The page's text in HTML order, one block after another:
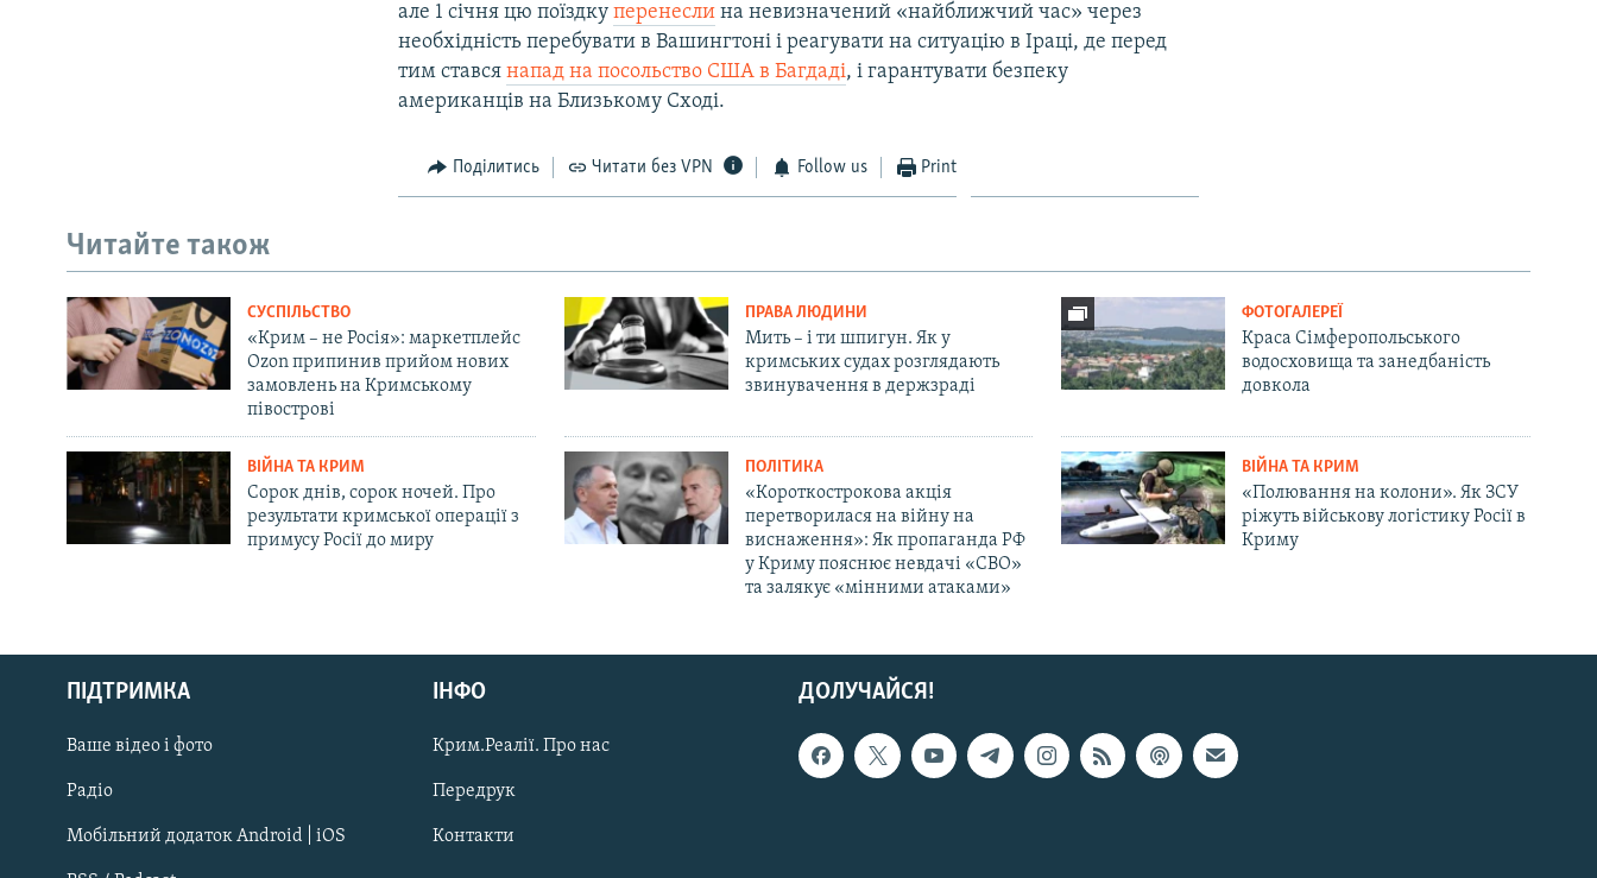
Русский
Qırımtatar
ДОЛУЧАЙСЯ!
але 1 січня цю поїздкуперенесли на невизначений «найближчий час» через
необхідність перебувати в Вашингтоні і реагувати на ситуацію в Іраці, де перед
тим ставсянапад на посольство США в Багдаді, і гарантувати безпеку
американців на Близькому Сході.
Поділитись Читати без VPN Follow us Print
Читайте також
СУСПІЛЬСТВО
«Крим – не Росія»: маркетплейс
Ozon припинив прийом нових
замовлень на Кримському
півострові
ПРАВА ЛЮДИНИ
Мить – і ти шпигун. Як у
кримських судах розглядають
звинувачення в держзраді
ФОТОГАЛЕРЕЇ
Краса Сімферопольського
водосховища та занедбаність
довкола
ВІЙНА ТА КРИМ
Сорок днів, сорок ночей. Про
результати кримської операції з
примусу Росії до миру
ПОЛІТИКА
«Короткострокова акція
перетворилася на війну на
виснаження»: Як пропаганда РФ
у Криму пояснює невдачі «СВО»
та залякує «мінними атаками»
ВІЙНА ТА КРИМ
«Полювання на колони». Як ЗСУ
ріжуть військову логістику Росії в
Криму
ДОЛУЧАЙСЯ!
ПІДТРИМКА
Ваше відео і фото
Радіо
Мобільний додаток Android | iOS
ІНФО
Крим.Реалії. Про нас
Передрук
Контакти